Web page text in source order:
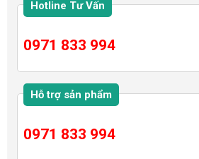
Hotline Tư Vấn
0971 833 994
Hỗ trợ sản phẩm
0971 833 994